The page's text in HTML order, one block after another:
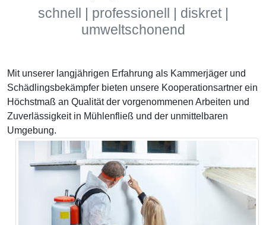
schnell | professionell | diskret |
umweltschonend
Mit unserer langjährigen Erfahrung als Kammerjäger und
Schädlingsbekämpfer bieten unsere Kooperationsartner ein
Höchstmaß an Qualität der vorgenommenen Arbeiten und
Zuverlässigkeit in Mühlenfließ und der unmittelbaren
Umgebung.